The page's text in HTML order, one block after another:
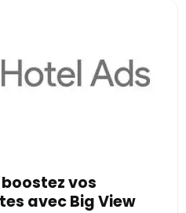
vos
avec Big View